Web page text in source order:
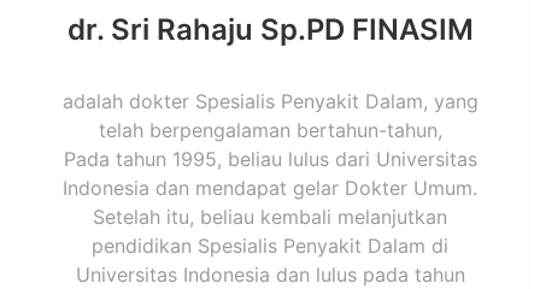
dr. Sri Rahaju Sp.PD FINASIM
adalah dokter Spesialis Penyakit Dalam, yang
telah berpengalaman bertahun-tahun,
Pada tahun 1995, beliau lulus dari Universitas
Indonesia dan mendapat gelar Dokter Umum.
Setelah itu, beliau kembali melanjutkan
pendidikan Spesialis Penyakit Dalam di
Universitas Indonesia dan lulus pada tahun